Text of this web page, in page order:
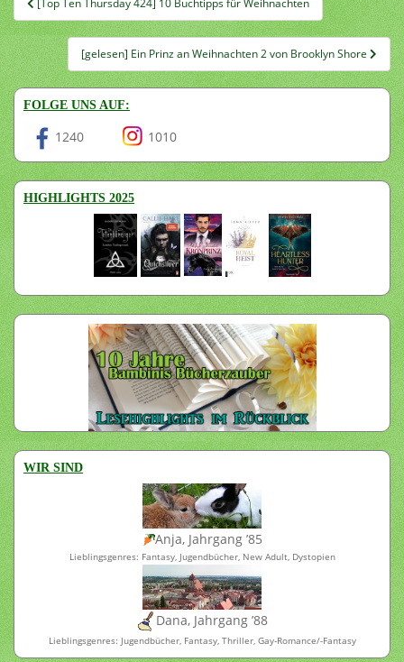
[Top Ten Thursday 424] 10 Buchtipps für Weihnachten
[gelesen] Ein Prinz an Weihnachten 2 von Brooklyn Shore
FOLGE UNS AUF:
1240 1010
HIGHLIGHTS 2025
WIR SIND
Anja, Jahrgang ’85
Lieblingsgenres: Fantasy, Jugendbücher, New Adult, Dystopien
Dana, Jahrgang ’88
Lieblingsgenres: Jugendbücher, Fantasy, Thriller, Gay-Romance/-Fantasy